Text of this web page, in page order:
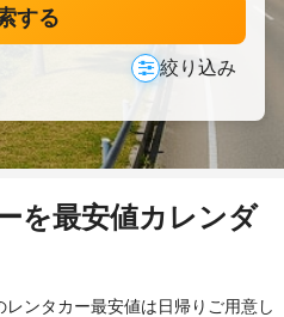
する
絞り込み
を最安値カレンダ
ンタカー最安値は日帰り ご用意し